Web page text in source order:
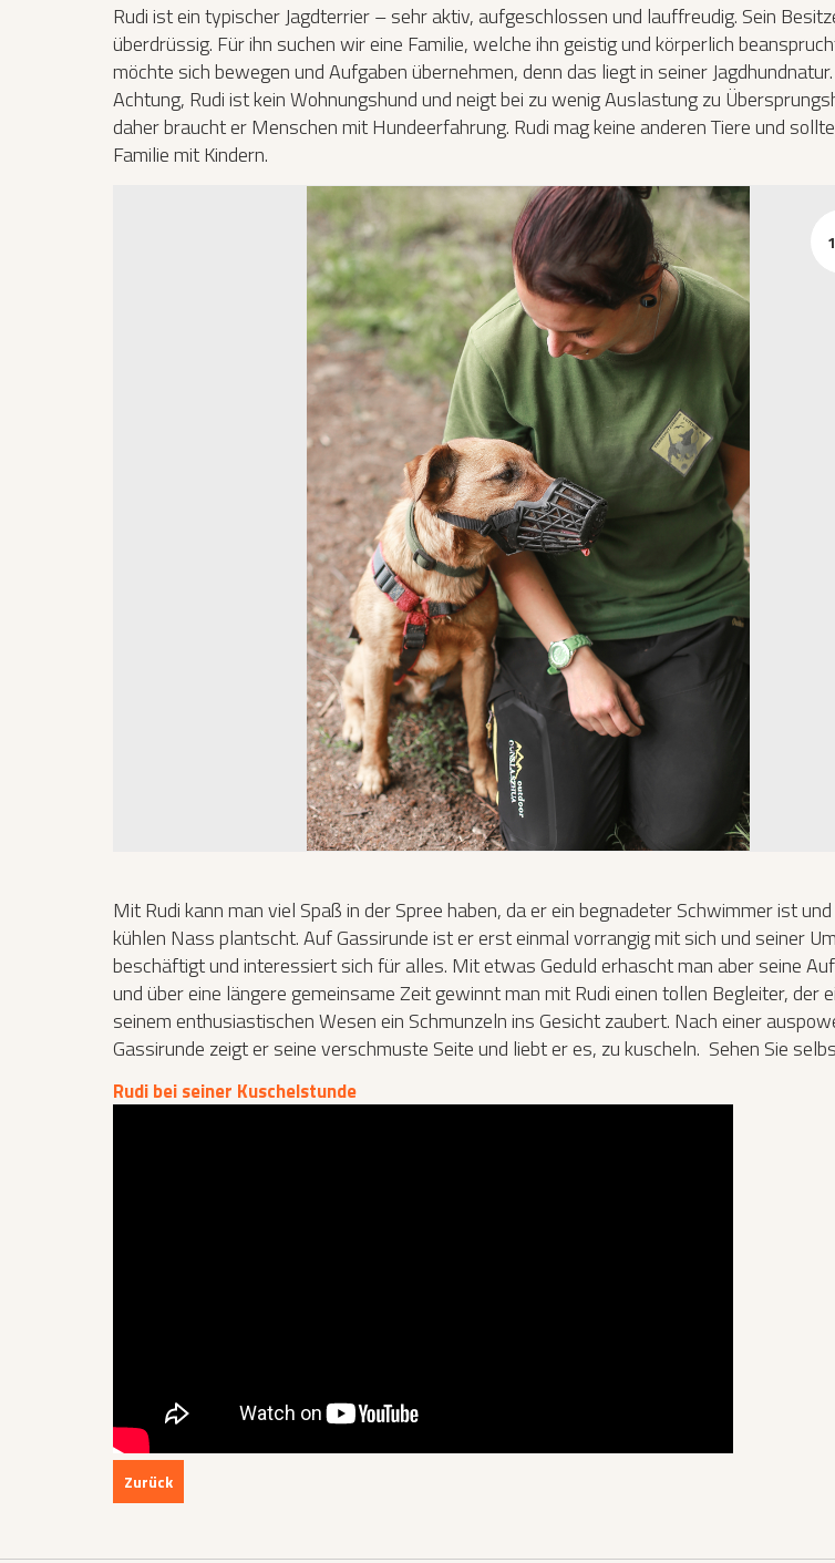
Rudi ist ein typischer Jagdterrier – sehr aktiv, aufgeschlossen und lauffreudig. Sein
überdrüssig. Für ihn suchen wir eine Familie, welche ihn geistig und körperlich
möchte sich bewegen und Aufgaben übernehmen, denn das liegt in seiner
Achtung, Rudi ist kein Wohnungshund und neigt bei zu wenig Auslastung zu
daher braucht er Menschen mit Hundeerfahrung. Rudi mag keine anderen Tiere und
Familie mit Kindern.
1
Mit Rudi kann man viel Spaß in der Spree haben, da er ein begnadeter Schwimmer ist
kühlen Nass plantscht. Auf Gassirunde ist er erst einmal vorrangig mit sich und seiner
beschäftigt und interessiert sich für alles. Mit etwas Geduld erhascht man aber seine
und über eine längere gemeinsame Zeit gewinnt man mit Rudi einen tollen Begleiter, der
seinem enthusiastischen Wesen ein Schmunzeln ins Gesicht zaubert. Nach einer
Gassirunde zeigt er seine verschmuste Seite und liebt er es, zu kuscheln. Sehen Sie
Rudi bei seiner Kuschelstunde
Zurück